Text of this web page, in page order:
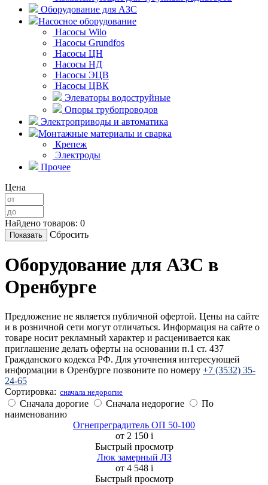
Оборудование для АЗС
Насосное оборудование
Насосы Wilo
Насосы Grundfos
Насосы ЦН
Насосы НД
Насосы ЭЦВ
Насосы ЦВК
Элеваторы водоструйные
Опоры трубопроводов
Электроприводы и автоматика
Монтажные материалы и сварка
Крепеж
Электроды
Прочее
Цена
Найдено товаров: 0
Сбросить
Оборудование для АЗС в
Оренбурге
Предложение не является публичной офертой. Цены на сайте
и в розничной сети могут отличаться. Информация на сайте о
товаре носит рекламный характер и расценивается как
приглашение делать оферты на основании п.1 ст. 437
Гражданского кодекса РФ. Для уточнения интересующей
информации в Оренбурге позвоните по номеру +7 (3532) 35-
24-65
Сортировка: cначала недорогие
Сначала дорогие Сначала недорогие
По
наименованию
Огнепреградитель ОП 50-100
от 2 150 i
Быстрый просмотр
Люк замерный ЛЗ
от 4 548 i
Быстрый просмотр